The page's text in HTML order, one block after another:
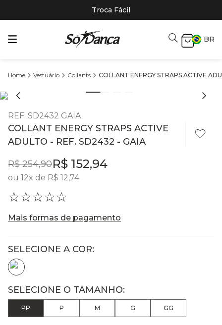
Troca Fácil
BR
Vestuário Collants COLLANT ENERGY STRAPS ACTIVE
REF: SD2432 GAIA
COLLANT ENERGY STRAPS ACTIVE
ADULTO - REF. SD2432 - GAIA
R$ 254,90R$ 152,94
ou 12x de R$ 12,74
☆☆☆☆☆
Mais formas de pagamento
PP P M G GG